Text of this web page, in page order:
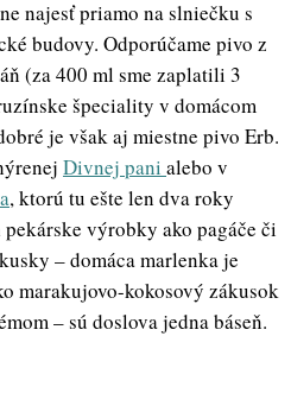
najesť priamo na slniečku s
budovy. Odporúčame pivo z
(za 400 ml sme zaplatili 3
špeciality v domácom
je však aj miestne pivo Erb.
Divnej pani alebo v
, ktorú tu ešte len dva roky
výrobky ako pagáče či
– domáca marlenka je
marakujovo-kokosový zákusok
– sú doslova jedna báseň.